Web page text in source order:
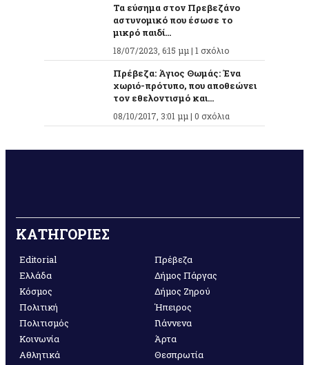
Τα εύσημα στον Πρεβεζάνο
αστυνομικό που έσωσε το
μικρό παιδί...
18/07/2023, 6:15 μμ | 1 σχόλιο
Πρέβεζα: Άγιος Θωμάς: Ένα
χωριό-πρότυπο, που αποθεώνει
τον εθελοντισμό και...
08/10/2017, 3:01 μμ | 0 σχόλια
ΚΑΤΗΓΟΡΙΕΣ
Editorial
Ελλάδα
Κόσμος
Πολιτική
Πολιτισμός
Κοινωνία
Αθλητικά
Πρέβεζα
Δήμος Πάργας
Δήμος Ζηρού
Ήπειρος
Γιάννενα
Άρτα
Θεσπρωτία